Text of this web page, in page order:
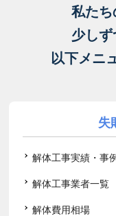
私た
少しず
以下メニ
失
解体工事実績・事
解体工事業者一覧
解体費用相場